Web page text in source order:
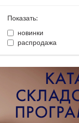
Показать:
новинки
распродажа